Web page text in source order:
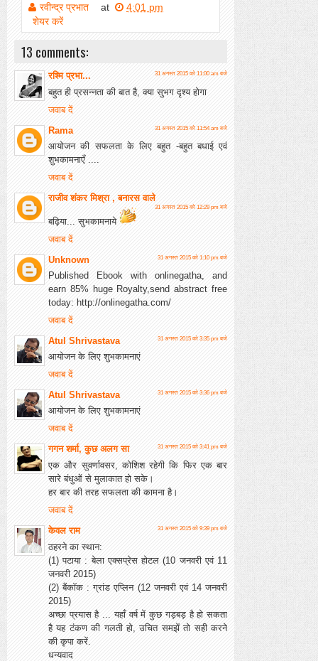
रवीन्द्र प्रभात
at
4:01 pm
शेयर करें
13 comments:
रश्मि प्रभा... 31 अगस्त 2015 को 11:00 am बजे
बहुत ही प्रसन्नता की बात है, क्या सुभग दृश्य होगा
जवाब दें
Rama
31 अगस्त 2015 को 11:54 am बजे
आयोजन की सफलता के लिए बहुत -बहुत बधाई एवं
शुभकामनाएँ ....
जवाब दें
राजीव शंकर मिश्रा , बनारस वाले
31 अगस्त 2015 को 12:29 pm बजे
बढ़िया... सुभकामनाये
जवाब दें
Unknown
31 अगस्त 2015 को 1:10 pm बजे
Published Ebook with onlinegatha, and
earn 85% huge Royalty,send abstract free
today: http://onlinegatha.com/
जवाब दें
Atul Shrivastava
31 अगस्त 2015 को 3:35 pm बजे
आयोजन के लिए शुभकामनाएं
जवाब दें
Atul Shrivastava
31 अगस्त 2015 को 3:36 pm बजे
आयोजन के लिए शुभकामनाएं
जवाब दें
गगन शर्मा, कुछ अलग सा
31 अगस्त 2015 को 3:41 pm बजे
एक और सुवर्णावसर, कोशिश रहेगी कि फिर एक बार
सारे बंधुओं से मुलाकात हो सके।
हर बार की तरह सफलता की कामना है।
जवाब दें
केवल राम
31 अगस्त 2015 को 9:39 pm बजे
ठहरने का स्थान:
(1) पटाया : बेला एक्सप्रेस होटल (10 जनवरी एवं 11
जनवरी 2015)
(2) बैंकॉक : ग्रांड एप्लिन (12 जनवरी एवं 14 जनवरी
2015)
अच्छा प्रयास है ... यहाँ वर्ष में कुछ गड़बड़ है हो सकता
है यह टंकण की गलती हो, उचित समझें तो सही करने
की कृपा करें.
धन्यवाद